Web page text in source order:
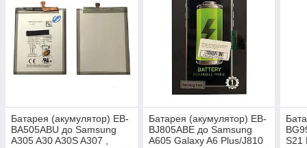
Батарея (акумулятор) EB-
BA505ABU до Samsung
A305 A30 A30S A307 ,
Батарея (акумулятор) EB-
BJ805ABE до Samsung
A605 Galaxy A6 Plus/J810
S21